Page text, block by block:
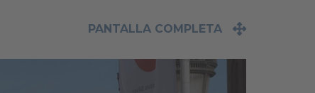
PANTALLA COMPLETA